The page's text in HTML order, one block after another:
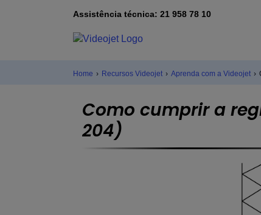
Assistência técnica: 21 958 78 10
Home › Recursos Videojet › Aprenda com a Videojet ›
Como cumprir a
204)